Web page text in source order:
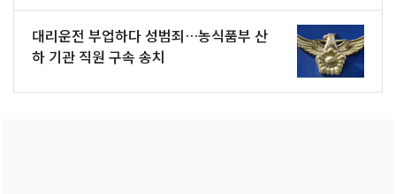
대리운전 부업하다 성범죄…농식품부 산
하 기관 직원 구속 송치